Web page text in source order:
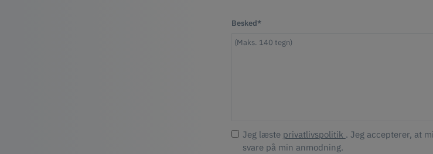
Besked*
Jeg læste privatlivspolitik . Jeg accepterer, at
svare på min anmodning.